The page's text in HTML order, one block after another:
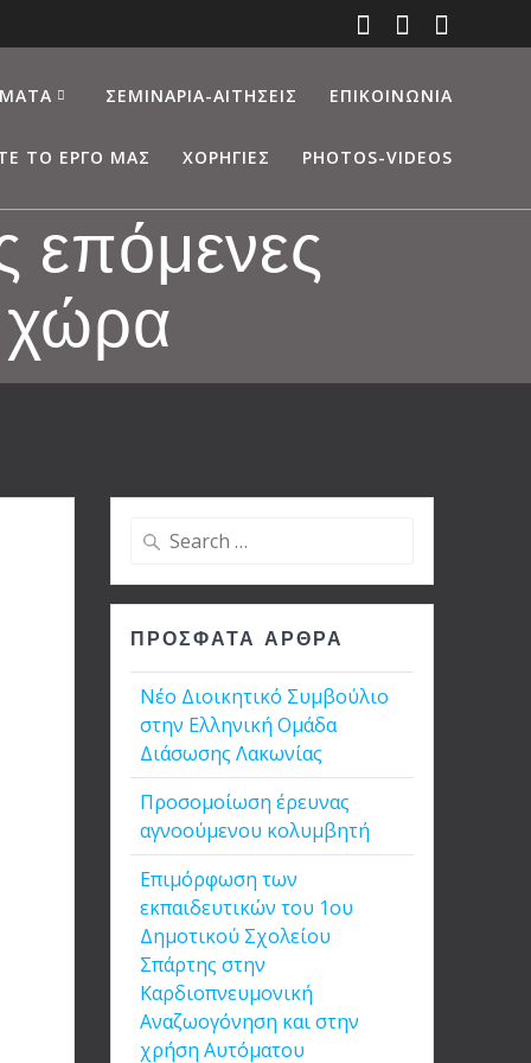
ΣΕΜΙΝΆΡΙΑ-ΑΙΤΉΣΕΙΣ ΕΠΙΚΟΙΝΩΝΊΑ
ΤΟ ΈΡΓΟ ΜΑΣ ΧΟΡΗΓΊΕΣ PHOTOS-VIDEOS
επόμενες
χώρα
Search
ΠΡΌΣΦΑΤΑ ΆΡΘΡΑ
Νέο Διοικητικό Συμβούλιο
στην Ελληνική Ομάδα
Διάσωσης Λακωνίας
Προσομοίωση έρευνας
αγνοούμενου κολυμβητή
Επιμόρφωση των
εκπαιδευτικών του 1ου
Δημοτικού Σχολείου
Σπάρτης στην
Καρδιοπνευμονική
Αναζωογόνηση και στην
χρήση Αυτόματου